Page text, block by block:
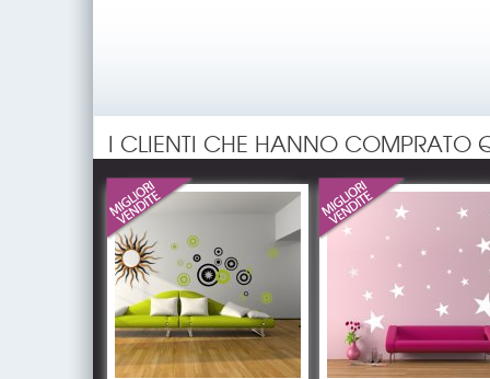
I CLIENTI CHE HANNO COMPRATO